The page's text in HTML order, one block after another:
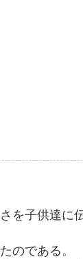
を子供達に
のである。